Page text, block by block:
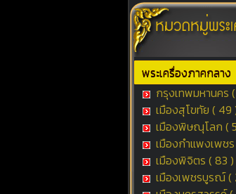
พระเครื่องภาคกลาง
กรุงเทพมหานคร
เมืองสุโขทัย ( 49
เมืองพิษณุโลก (
เมืองกำแพงเพช
เมืองพิจิตร ( 83 )
เมืองเพชรบูรณ์ (